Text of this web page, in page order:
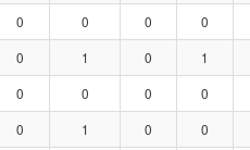
0 0 0 0
0 1 0 1
0 0 0 0
0 1 0 0